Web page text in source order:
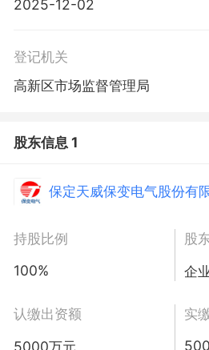
2025-12-02
登记机关
高新区市场监督管理局
股东信息 1
保定天威保变电气股份有
持股比例
100%
股
企
认缴出资额
5000万元
实
500